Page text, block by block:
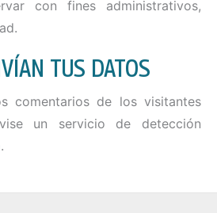
con fines administrativos,
TUS DATOS
comentarios de los visitantes
un servicio de detección